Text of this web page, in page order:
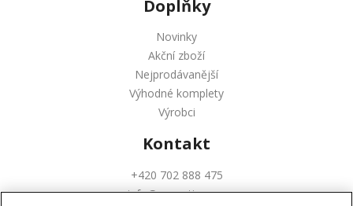
Doplňky
Novinky
Akční zboží
Nejprodávanější
Výhodné komplety
Výrobci
Kontakt
+420 702 888 475
info@augustinus.cz